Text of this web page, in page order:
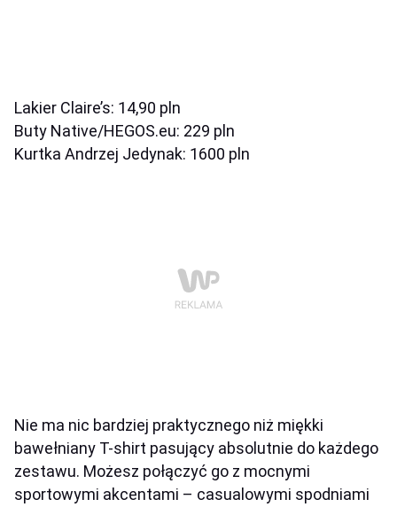
Lakier Claire’s: 14,90 pln
Buty Native/HEGOS.eu: 229 pln
Kurtka Andrzej Jedynak: 1600 pln
Nie ma nic bardziej praktycznego niż miękki
bawełniany T-shirt pasujący absolutnie do każdego
zestawu. Możesz połączyć go z mocnymi
sportowymi akcentami – casualowymi spodniami